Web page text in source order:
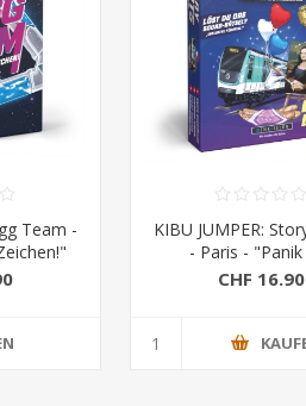
Team -
KIBU JUMPER:
- Paris -
Montmartre"
CHF 16.90